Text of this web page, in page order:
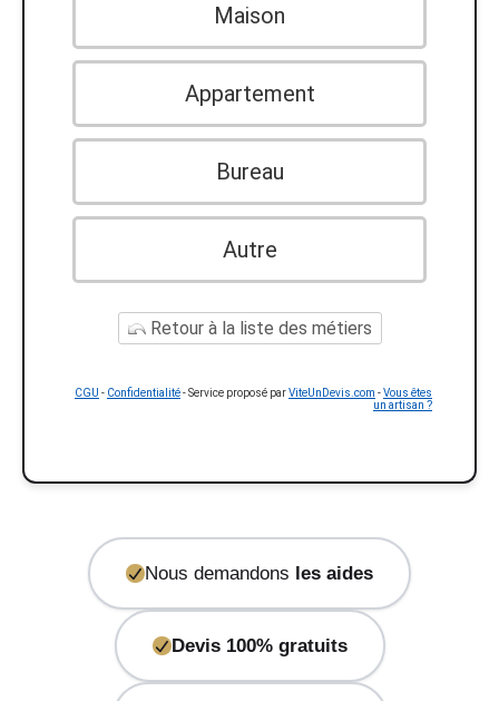
Maison
Appartement
Bureau
Autre
Retour à la liste des métiers
CGU - Confidentialité- Service proposé parViteUnDevis.com -Vous êtes
un artisan ?
Nous demandons les aides
Devis 100% gratuits